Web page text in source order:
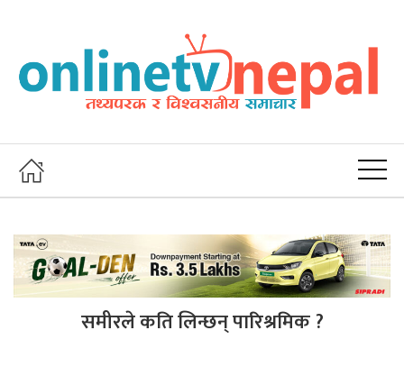
समीरले कति लिन्छन् पारिश्रमिक ?